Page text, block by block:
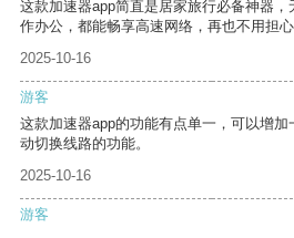
这款加速器app简直是居家旅行必备神器
作办公，都能畅享高速网络，再也不用担心
2025-10-16
游客
这款加速器app的功能有点单一，可以增
动切换线路的功能。
2025-10-16
游客